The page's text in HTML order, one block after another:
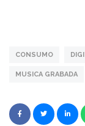
CONSUMO
MUSICA GRABADA